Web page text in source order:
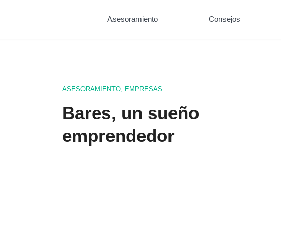
Asesoramiento Consejos
ASESORAMIENTO, EMPRESAS
Bares, un sueño
emprendedor